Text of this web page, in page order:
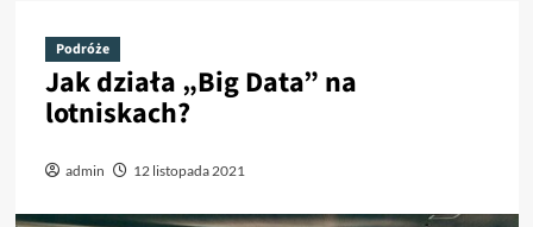
Podróże
Jak działa „Big Data” na
lotniskach?
admin 12 listopada 2021